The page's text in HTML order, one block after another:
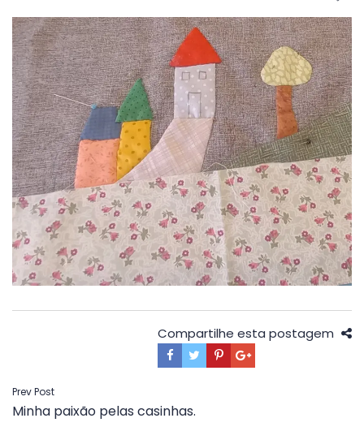
Compartilhe esta postagem
Navegação
de
Prev Post
Minha paixão pelas casinhas.